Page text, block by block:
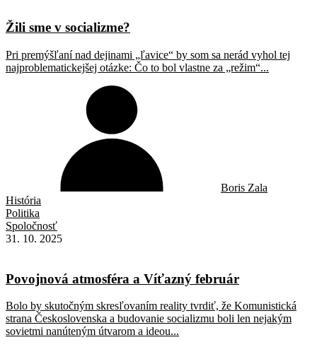
Žili sme v socializme?
Pri premýšľaní nad dejinami „ľavice“ by som sa nerád vyhol tej
najproblematickejšej otázke: Čo to bol vlastne za „režim“...
Boris Zala
História
Politika
Spoločnosť
31. 10. 2025
Povojnová atmosféra a Víťazný február
Bolo by skutočným skresľovaním reality tvrdiť, že Komunistická
strana Československa a budovanie socializmu boli len nejakým
sovietmi nanúteným útvarom a ideou...